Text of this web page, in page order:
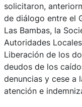
solicitaron,
de diálogo entre el
Las Bambas, la
Autoridades
Liberación de los
deudos de los
denuncias y cese a
atención e